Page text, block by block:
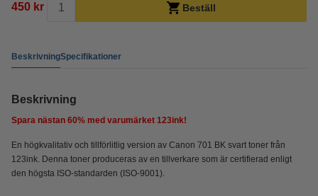
450 kr Beställ
BeskrivningSpecifikationer
Beskrivning
Spara nästan 60% med varumärket 123ink!
En högkvalitativ och tillförlitlig version av Canon 701 BK svart toner från
123ink. Denna toner produceras av en tillverkare som är certifierad enligt
den högsta ISO-standarden (ISO-9001).